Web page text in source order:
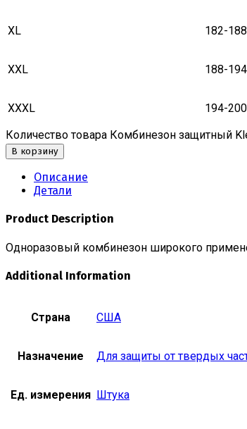
XL 182-188
XXL 188-194
XXXL 194-200
Количество товара Комбинезон защитный
В корзину
Описание
Детали
Product Description
Одноразовый комбинезон широкого
Additional Information
Страна США
Назначение Для защиты от твердых
Ед. измерения Штука